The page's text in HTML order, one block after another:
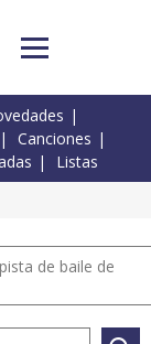
Canciones
Listas
de baile de